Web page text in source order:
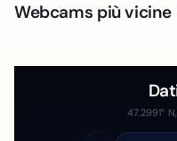
Webcams più vicine
47.2991°